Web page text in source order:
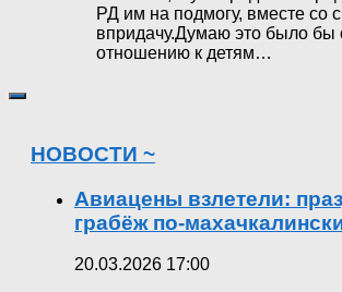
РД им на подмогу, вместе со
впридачу.Думаю это было бы
отношению к детям…
НОВОСТИ ~
Авиацены взлетели:
грабёж по-
20.03.2026 17:00